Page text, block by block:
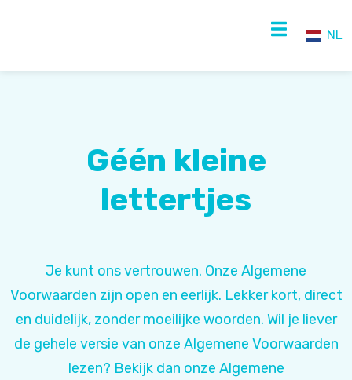
NL
Géén kleine
lettertjes
Je kunt ons vertrouwen. Onze Algemene
Voorwaarden zijn open en eerlijk. Lekker kort, direct
en duidelijk, zonder moeilijke woorden. Wil je liever
de gehele versie van onze Algemene Voorwaarden
lezen? Bekijk dan onze Algemene